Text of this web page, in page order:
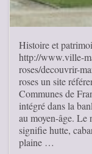
Histoire et
http://www.ville-
roses/decouvrir-
roses un site
Communes de
intégré dans la
au moyen-âge. Le
signifie hutte,
plaine …